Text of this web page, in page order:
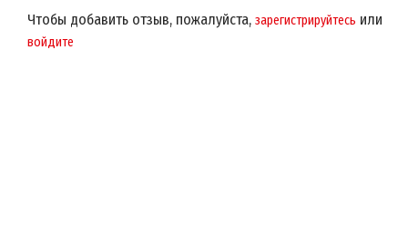
Чтобы добавить отзыв, пожалуйста, зарегистрируйтесь или
войдите